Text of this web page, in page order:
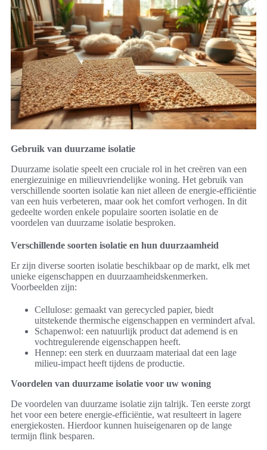
Gebruik van duurzame isolatie
Duurzame isolatie speelt een cruciale rol in het creëren van een
energiezuinige en milieuvriendelijke woning. Het gebruik van
verschillende soorten isolatie kan niet alleen de energie-efficiëntie
van een huis verbeteren, maar ook het comfort verhogen. In dit
gedeelte worden enkele populaire soorten isolatie en de
voordelen van duurzame isolatie besproken.
Verschillende soorten isolatie en hun duurzaamheid
Er zijn diverse soorten isolatie beschikbaar op de markt, elk met
unieke eigenschappen en duurzaamheidskenmerken.
Voorbeelden zijn:
Cellulose: gemaakt van gerecycled papier, biedt
uitstekende thermische eigenschappen en vermindert afval.
Schapenwol: een natuurlijk product dat ademend is en
vochtregulerende eigenschappen heeft.
Hennep: een sterk en duurzaam materiaal dat een lage
milieu-impact heeft tijdens de productie.
Voordelen van duurzame isolatie voor uw woning
De voordelen van duurzame isolatie zijn talrijk. Ten eerste zorgt
het voor een betere energie-efficiëntie, wat resulteert in lagere
energiekosten. Hierdoor kunnen huiseigenaren op de lange
termijn flink besparen.